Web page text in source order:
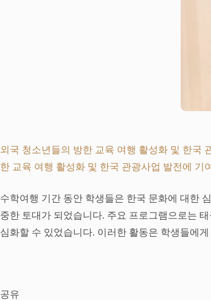
외국 청소년들의 방한 교육 여행 활성화 및 한국
한 교육 여행 활성화 및 한국 관광사업 발전에 기
수학여행 기간 동안 학생들은 한국 문화에 대한
중한 토대가 되었습니다. 주요 프로그램으로는
심화할 수 있었습니다. 이러한 활동은 학생들에
공유